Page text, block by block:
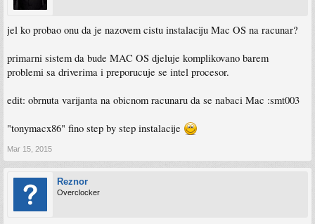
jel ko probao onu da je nazovem cistu instalaciju Mac OS na racunar?
primarni sistem da bude MAC OS djeluje komplikovano barem
problemi sa driverima i preporucuje se intel procesor.
edit: obrnuta varijanta na obicnom racunaru da se nabaci Mac :smt003
"tonymacx86" fino step by step instalacije
Mar 15, 2015
Reznor
Overclocker